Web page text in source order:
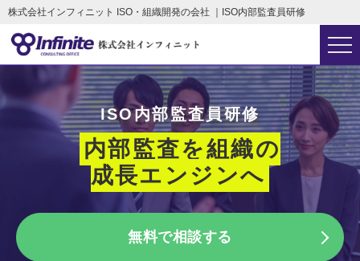
株式会社インフィニット ISO・組織開発の会社 ｜ISO内部監査員研修
ISO内部監査員研修
内部監査を組織の
成長エンジンへ
無料で相談する